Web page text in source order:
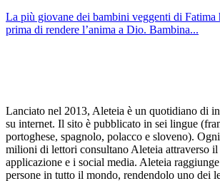
La più giovane dei bambini veggenti di
prima di rendere l’anima a Dio. Bambina...
Lanciato nel 2013, Aleteia è un quotidiano di
su internet. Il sito è pubblicato in sei lingue
portoghese, spagnolo, polacco e sloveno).
milioni di lettori consultano Aleteia attraverso il
applicazione e i social media. Aleteia
persone in tutto il mondo, rendendolo uno dei